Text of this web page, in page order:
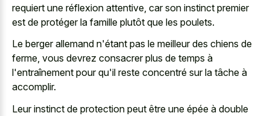
requiert une réflexion attentive, car son instinct premier
est de protéger la famille plutôt que les poulets.
Le berger allemand n'étant pas le meilleur des chiens de
ferme, vous devrez consacrer plus de temps à
l'entraînement pour qu'il reste concentré sur la tâche à
accomplir.
Leur instinct de protection peut être une épée à double